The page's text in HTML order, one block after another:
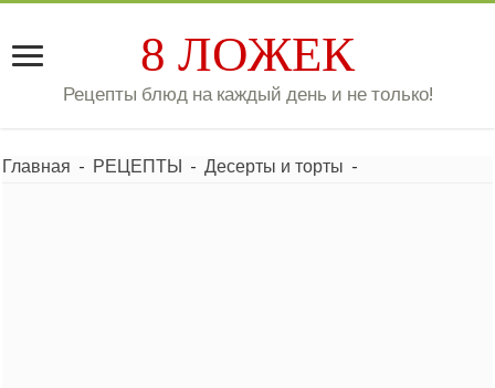
8 ЛОЖЕК
Рецепты блюд на каждый день и не только!
Главная - РЕЦЕПТЫ - Десерты и торты -